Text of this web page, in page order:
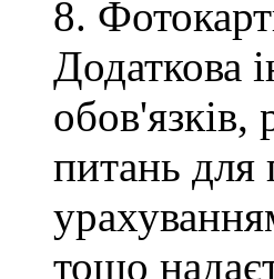
8.
Додаткова
обов'язків,
питань для
тощо